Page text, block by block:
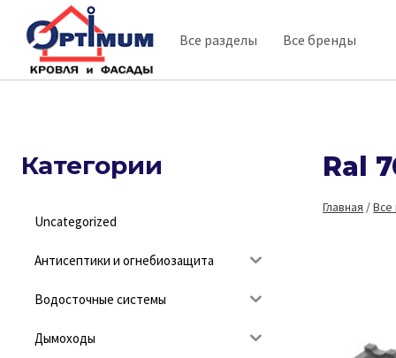
содержимому
Все разделы Все бренды
Ral
Главная /Все
Категории
Uncategorized
Антисептики и огнебиозащита
Водосточные системы
Дымоходы